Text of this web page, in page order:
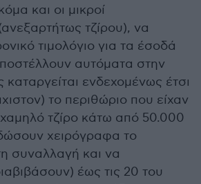
και οι μικροί
τζίρου), να
τιμολόγιο για τα έσοδά
αυτόματα στην
ενδεχομένως έτσι
το περιθώριο που είχαν
χαμηλό τζίρο κάτω από 50.000
χειρόγραφα το
συναλλαγή και να
έως τις 20 του